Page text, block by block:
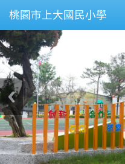
桃園市上大國民小學